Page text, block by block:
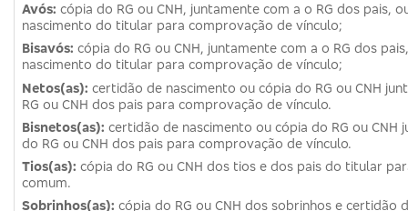
Avós: cópia do RG ou CNH, juntamente com a o RG dos pais,
nascimento do titular para comprovação de vínculo;
Bisavós: cópia do RG ou CNH, juntamente com a o RG dos
nascimento do titular para comprovação de vínculo;
Netos(as): certidão de nascimento ou cópia do RG ou CNH
RG ou CNH dos pais para comprovação de vínculo.
Bisnetos(as): certidão de nascimento ou cópia do RG ou CNH
do RG ou CNH dos pais para comprovação de vínculo.
Tios(as): cópia do RG ou CNH dos tios e dos pais do titular
comum.
Sobrinhos(as): cópia do RG ou CNH dos sobrinhos e certidão